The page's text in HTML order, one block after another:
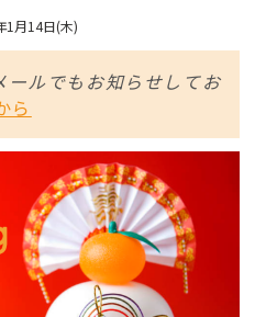
1月14日(木)
ルでもお知らせしてお
ら